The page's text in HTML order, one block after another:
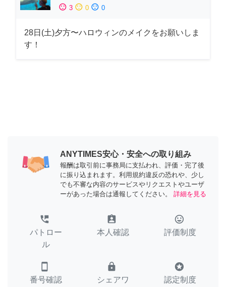
sentiment_satisfied 3 sentiment_neutral 0 sentiment_dissatisfied 0
28日(土)夕方〜ハロウィンのメイクをお願いしま
す！
ANYTIMES安心・安全への取り組み
報酬は取引前に事務局に支払われ、評価・完了後
に振り込まれます。利用規約違反の恐れや、少し
でも不審な内容のサービスやリクエストやユーザ
ーがあった場合は通報してください。
詳細を見る
perm_phone_msg
パトロー
ル
assignment_ind
本人確認
tag_faces
評価制度
smartphone
番号確認
lock
シェアワ
stars
認定制度